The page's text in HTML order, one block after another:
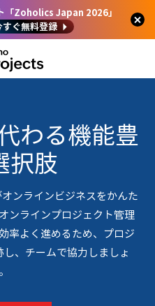
「Zoholics Japan 2026」
すぐ無料登録
わる機能豊
択肢
ンラインビジネスをかんた
ンラインプロジェクト管理
率よく進めるため、プロジ
、チームで協力しましょ